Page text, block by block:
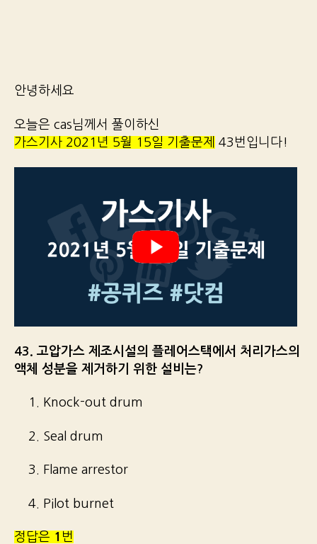
안녕하세요
오늘은 cas님께서 풀이하신
가스기사 2021년 5월 15일 기출문제
43번입니다!
43. 고압가스 제조시설의 플레어스택에서 처리가스의
액체 성분을 제거하기 위한 설비는?
1. Knock-out drum
2. Seal drum
3. Flame arrestor
4. Pilot burnet
정답은 1 번